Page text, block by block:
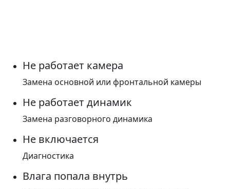
Не работает камера
Замена основной или фронтальной камеры
Не работает динамик
Замена разговорного динамика
Не включается
Диагностика
Влага попала внутрь